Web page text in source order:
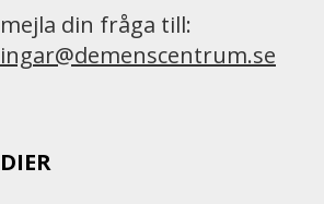
din fråga till: